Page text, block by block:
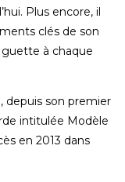
Plus encore, il
clés de son
à chaque
depuis son premier
intitulée Modèle
en 2013 dans